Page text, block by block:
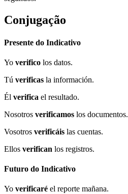
Conjugação
Presente do Indicativo
Yo verifico los datos.
Tú verificas la información.
Él verifica el resultado.
Nosotros verificamos los documentos.
Vosotros verificáis las cuentas.
Ellos verifican los registros.
Futuro do Indicativo
Yo verificaré el reporte mañana.